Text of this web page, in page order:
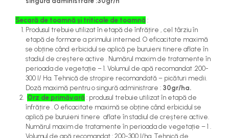
Secară de toamnă și triticale de toamnă :
Produsul trebuie utilizat în etapă de înfrățire , cel târziu în
etapă de formare a primului interned. O eficacitate maximă
se obține când erbicidul se aplică pe buruieni tinere aflate în
stadiul de creștere active . Numărul maxim de tratamente în
perioada de vegetație – 1. Volumul de apă recomandat :200-
300 l/ Ha. Tehnică de stropire recomandată – picături medii.
Doză maximă pentru o singură administrare : 30gr/ha.
Orz de primăvară : produsul trebuie utilizat în etapă de
înfrățire . O eficacitate maximă se obține când erbicidul se
aplică pe buruieni tinere aflate în stadiul de creștere active.
Numărul maxim de tratamente în perioada de vegetație – 1 .
Volumul de apă recomandat : 200-300 l/ha. Tehnică de